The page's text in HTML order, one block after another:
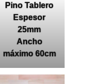
Pino Tablero
Espesor
25mm
Ancho
máximo 60cm